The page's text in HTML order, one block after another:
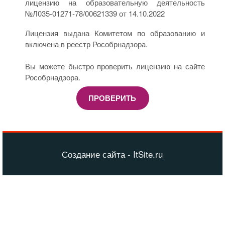
лицензию на образовательную деятельность
№Л035-01271-78/00621339 от 14.10.2022
Лицензия выдана Комитетом по образованию и
включена в реестр Рособрнадзора.
Вы можете быстро проверить лицензию на сайте
Рособрнадзора.
ПРОВЕРИТЬ
Создание сайта - ItSite.ru